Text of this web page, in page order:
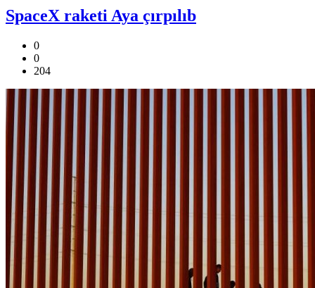
SpaceX raketi Aya çırpılıb
0
0
204